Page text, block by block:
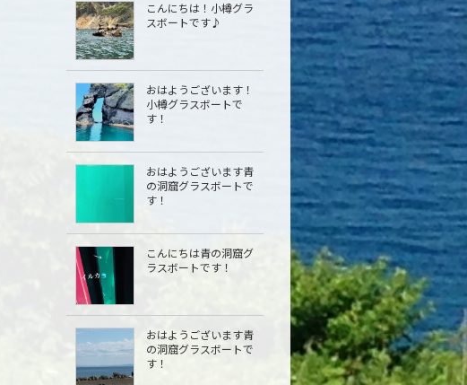
こんにちは！小樽グラ
スボートです♪
おはようございます！
小樽グラスボートで
す！
おはようございます青
の洞窟グラスボートで
す！
こんにちは青の洞窟グ
ラスボートです！
おはようございます青
の洞窟グラスボートで
す！